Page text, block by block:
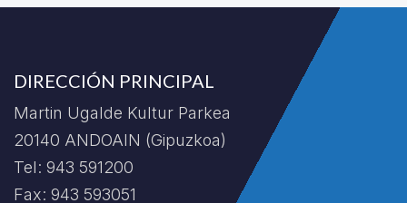
DIRECCIÓN PRINCIPAL
Martin Ugalde Kultur Parkea
20140 ANDOAIN (Gipuzkoa)
Tel: 943 591200
Fax: 943 593051